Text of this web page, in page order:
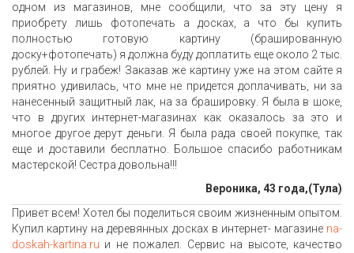
одном из магазинов, мне сообщили, что за эту цену я
приобрету лишь фотопечать а досках, а что бы купить
полностью готовую картину (брашированную
доску+фотопечать) я должна буду доплатить еще около 2 тыс.
рублей. Ну и грабеж! Заказав же картину уже на этом сайте я
приятно удивилась, что мне не придется доплачивать, ни за
нанесенный защитный лак, на за брашировку. Я была в шоке,
что в других интернет-магазинах как оказалось за это и
многое другое дерут деньги. Я была рада своей покупке, так
еще и доставили бесплатно. Большое спасибо работникам
мастерской! Сестра довольна!!!
Вероника, 43 года,(Тула)
Привет всем! Хотел бы поделиться своим жизненным опытом.
Купил картину на деревянных досках в интернет- магазине na-
doskah-kartina.ru и не пожалел. Сервис на высоте, качество